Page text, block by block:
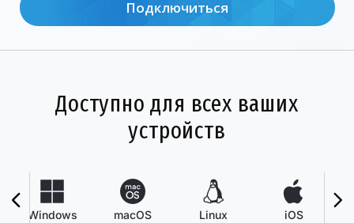
Подключиться
Доступно для всех ваших
устройств
Windows macOS Linux iOS